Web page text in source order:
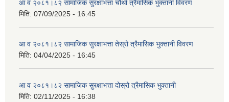
आ व २०८१।८२ सामाजिक सुरक्षाभत्ता चौथो त्रैमासिक भुक्तानी विवरण
मिति: 07/09/2025 - 16:45
आ व २०८१।८२ सामाजिक सुरक्षाभत्ता तेस्रो त्रैमासिक भुक्तानी विवरण
मिति: 04/04/2025 - 16:45
आ व २०८१।८२ सामाजिक सुरक्षाभत्ता दोस्रो त्रैमासिक भुक्तानी
मिति: 02/11/2025 - 16:38